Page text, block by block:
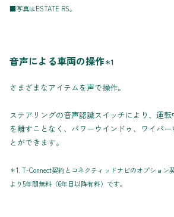
■写真はESTATE RS。
音声による車両の操作＊1
さまざまなアイテムを声で操作。
ステアリングの音声認識スイッチにより、運
を離すことなく、パワーウインドゥ、ワイパ
とができます。
＊1. T-Connect契約とコネクティッドナビのオプション
より5年間無料（6年目以降有料）です。